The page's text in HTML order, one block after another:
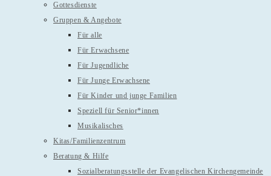
Gottesdienste
Gruppen & Angebote
Für alle
Für Erwachsene
Für Jugendliche
Für Junge Erwachsene
Für Kinder und junge Familien
Speziell für Senior*innen
Musikalisches
Kitas/Familienzentrum
Beratung & Hilfe
Sozialberatungsstelle der Evangelischen Kirchengemeinde